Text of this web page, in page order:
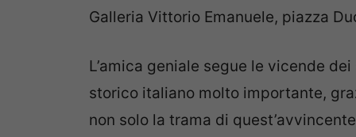
Galleria Vittorio Emanuele, piazza
L’amica geniale segue le vicende
storico italiano molto importante,
non solo la trama di